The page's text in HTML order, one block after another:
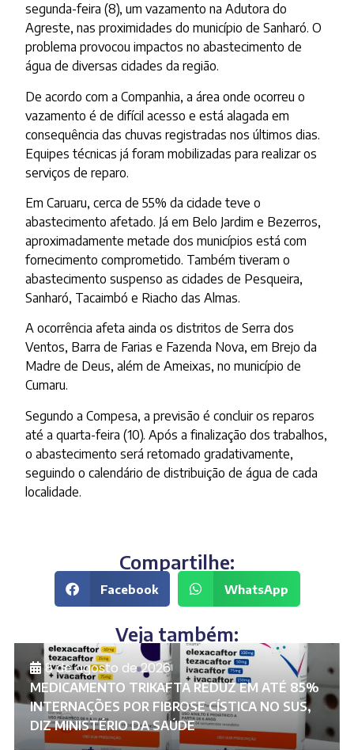
segunda-feira (8), um vazamento na Adutora do
Agreste, nas proximidades do município de Sanharó. O
problema provocou impactos no abastecimento de
água de diversas cidades da região.
De acordo com a Companhia, a área onde ocorreu o
vazamento é de difícil acesso e está alagada em
consequência das chuvas registradas nos últimos dias.
Equipes técnicas já foram mobilizadas para realizar os
serviços de reparo.
Em Caruaru, cerca de 55% da cidade teve o
abastecimento afetado. Já em Belo Jardim e Bezerros,
aproximadamente metade dos municípios está com
fornecimento comprometido. Também tiveram o
abastecimento suspenso as cidades de Pesqueira,
Sanharó, Tacaimbó e Riacho das Almas.
A ocorrência afeta ainda os distritos de Serra dos
Ventos, Barra de Farias e Fazenda Nova, em Brejo da
Madre de Deus, além de Ameixas, no município de
Cumaru.
Segundo a Compesa, a previsão é concluir os reparos
até a quarta-feira (10). Após a finalização dos trabalhos,
o abastecimento será retomado gradativamente,
seguindo o calendário de distribuição de água de cada
localidade.
Compartilhe:
Facebook WhatsApp
Veja também:
8 de agosto de 2026
MEDICAMENTO TRIKAFTA REDUZ EM ATÉ 85%
INTERNAÇÕES POR FIBROSE CÍSTICA NO SUS,
DIZ MINISTÉRIO DA SAÚDE